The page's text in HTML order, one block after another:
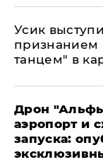
Усик
признанием
танцем" в
Дрон
аэропорт и
запуска: